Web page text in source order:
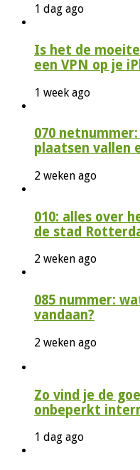
1 dag ago
Is het de
een VPN op je
1 week ago
070
plaatsen vallen
2 weken ago
010: alles over
de stad
2 weken ago
085 nummer:
vandaan?
2 weken ago
Zo vind je de
onbeperkt
1 dag ago